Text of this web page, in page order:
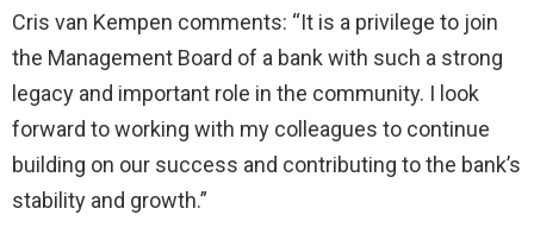
Cris van Kempen comments: “It is a privilege to join
the Management Board of a bank with such a strong
legacy and important role in the community. I look
forward to working with my colleagues to continue
building on our success and contributing to the bank’s
stability and growth.”